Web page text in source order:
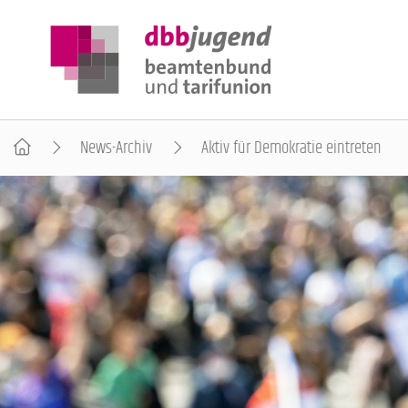
ÜBER DIE DBB JUGEND
POSITIONEN
AUSBILDUNGSINFORMATIONEN
INTERNATIONALES
News-Archiv Aktiv für Demokratie eintreten